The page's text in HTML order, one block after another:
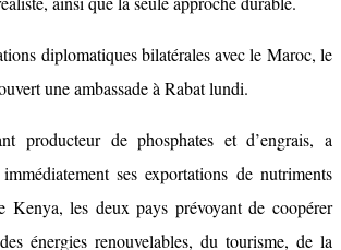
diplomatiques bilatérales avec le Maroc, le
une ambassade à Rabat lundi.
producteur de phosphates et d’engrais, a
immédiatement ses exportations de nutriments
Kenya, les deux pays prévoyant de coopérer
énergies renouvelables, du tourisme, de la